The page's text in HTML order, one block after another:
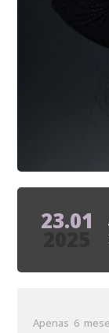
23.01
Apenas 6